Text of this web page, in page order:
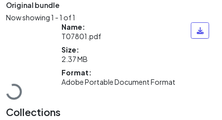
Original bundle
Now showing1 - 1 of 1
Loading...
Name:
T07801.pdf
Size:
2.37 MB
Format:
Adobe Portable Document Format
Collections